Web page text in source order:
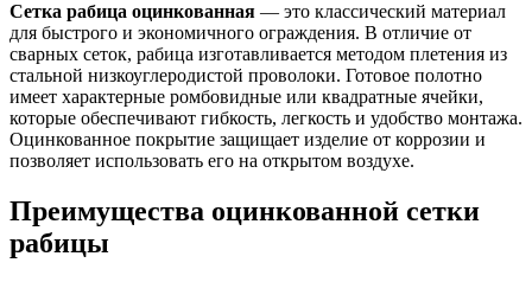
Сетка рабица оцинкованная — это классический материал
для быстрого и экономичного ограждения. В отличие от
сварных сеток, рабица изготавливается методом плетения из
стальной низкоуглеродистой проволоки. Готовое полотно
имеет характерные ромбовидные или квадратные ячейки,
которые обеспечивают гибкость, легкость и удобство монтажа.
Оцинкованное покрытие защищает изделие от коррозии и
позволяет использовать его на открытом воздухе.
Преимущества оцинкованной сетки
рабицы